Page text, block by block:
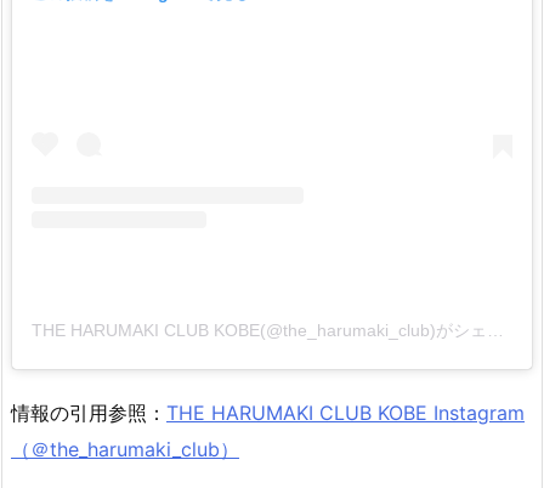
情報の引用参照： THE HARUMAKI CLUB KOBE Instagram
（＠the_harumaki_club）